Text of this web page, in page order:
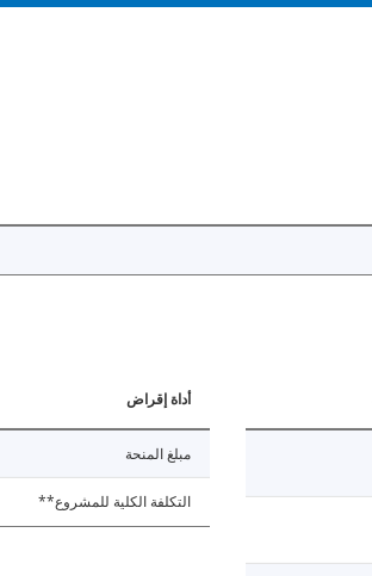
أداة إقراض
مبلغ المنحة
التكلفة الكلية للمشروع**